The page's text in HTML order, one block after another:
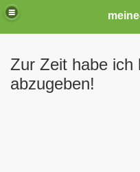
Zur Zeit habe ich
abzugeben!